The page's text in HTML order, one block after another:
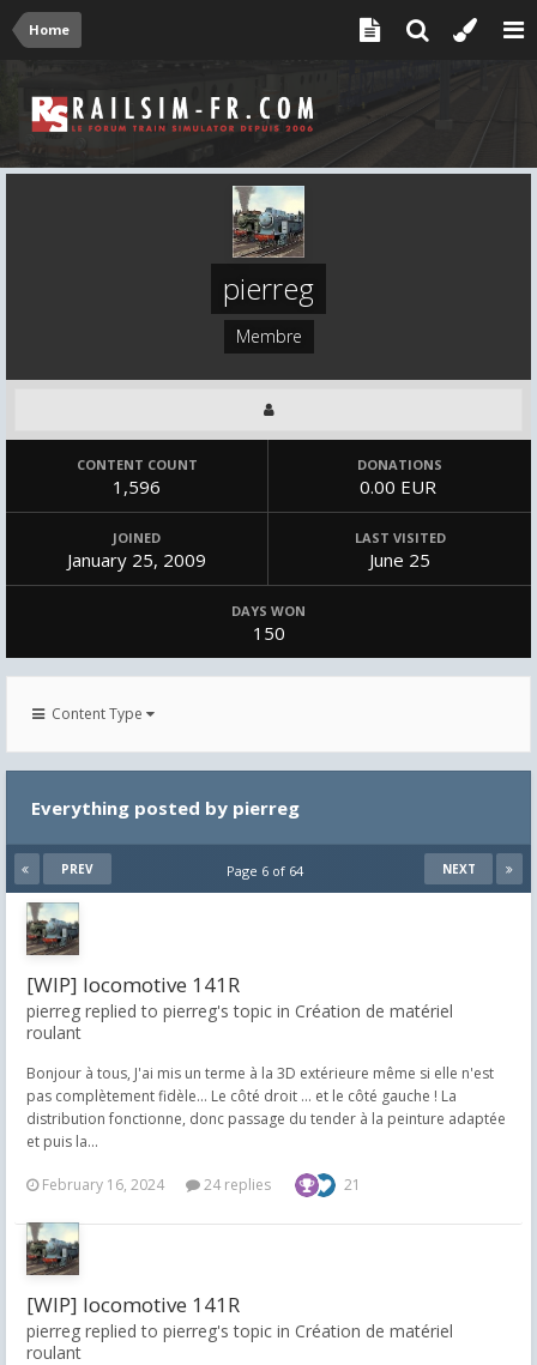
Home
pierreg
Membre
CONTENT COUNT
1,596
DONATIONS
0.00 EUR
JOINED
January 25, 2009
LAST VISITED
June 25
DAYS WON
150
Content Type
Everything posted by pierreg
PREV NEXT
Page 6 of 64
[WIP] locomotive 141R
pierreg replied to pierreg's topic in Création de matériel
roulant
Bonjour à tous, J'ai mis un terme à la 3D extérieure même si elle n'est
pas complètement fidèle... Le côté droit ... et le côté gauche ! La
distribution fonctionne, donc passage du tender à la peinture adaptée
et puis la...
February 16, 2024 24 replies 21
[WIP] locomotive 141R
pierreg replied to pierreg's topic in Création de matériel
roulant